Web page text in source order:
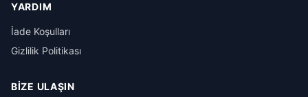
YARDIM
İade Koşulları
Gizlilik Politikası
BIZE ULAŞIN